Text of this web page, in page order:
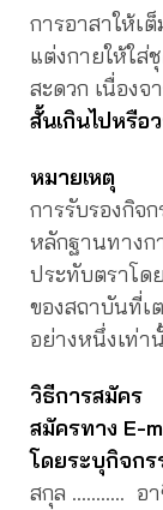
การอาสาให้เ
แต่งกายให้ใส่
สะดวก เนื่องจ
สั้นเกินไปหรือ
หมายเหตุ
การรับรองกิจ
หลักฐานทางก
ประทับตราโด
ของสถาบันที่เ
อย่างหนึ่งเท่า
วิธีการสมัคร
สมัครทาง E-
โดยระบุกิจกร
สกุล ……….. อ